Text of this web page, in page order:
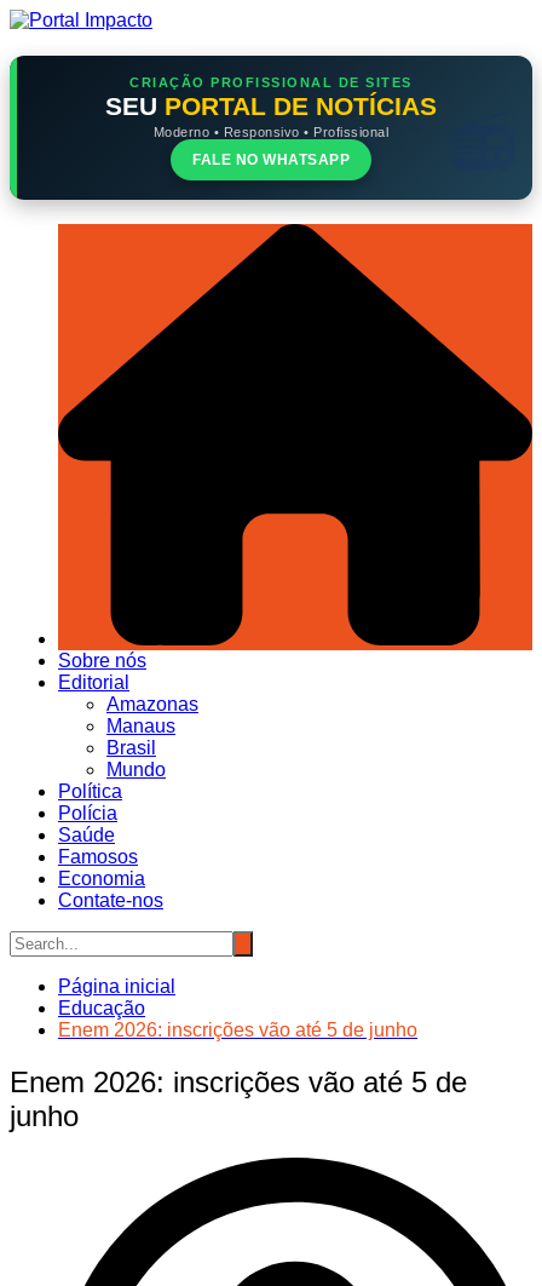
Ir
o
CRIAÇÃO PROFISSIONAL DE SITES
SEU PORTAL DE NOTÍCIAS
Moderno • Responsivo • Profissional
FALE NO WHATSAPP
Sobre nós
Editorial
Amazonas
Manaus
Brasil
Mundo
Política
Polícia
Saúde
Famosos
Economia
Contate-nos
Página inicial
Educação
Enem 2026: inscrições vão até 5 de junho
Enem 2026: inscrições vão até 5 de
junho